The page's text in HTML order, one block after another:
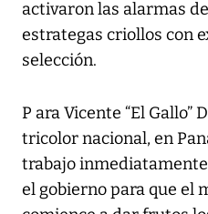
activaron las alarmas
estrategas criollos con
selección.
P ara Vicente “El Gallo”
tricolor nacional, en
trabajo
el gobierno para que el